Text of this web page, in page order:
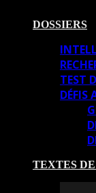
DOSSIERS
TEST
DÉFIS
TEXTES